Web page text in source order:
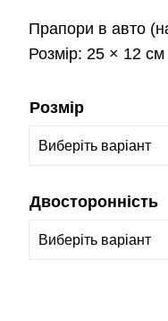
Прапори в авто
Розмір: 25 × 12 см
Розмір
Двосторонність